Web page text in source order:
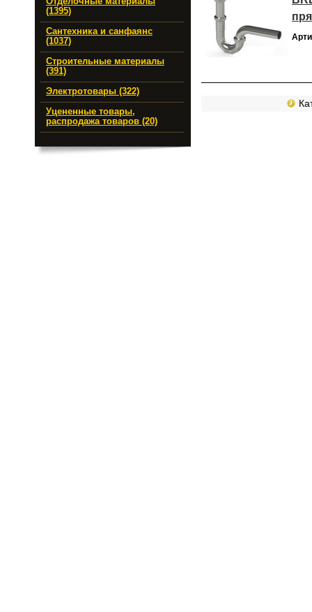
(1395)
Сантехника и санфаянс
(1037)
Строительные материалы
(391)
Электротовары (322)
Уцененные товары,
распродажа товаров (20)